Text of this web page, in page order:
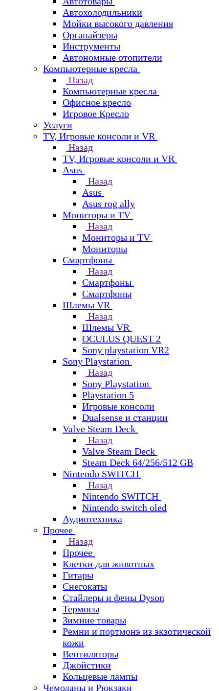
Автохолодильники
Мойки высокого давления
Органайзеры
Инструменты
Автономные отопители
Компьютерные кресла
Назад
Компьютерные кресла
Офисное кресло
Игровое Кресло
Услуги
TV, Игровые консоли и VR
Назад
TV, Игровые консоли и VR
Asus
Назад
Asus
Asus rog ally
Мониторы и TV
Назад
Мониторы и TV
Мониторы
Смартфоны
Назад
Смартфоны
Смартфоны
Шлемы VR
Назад
Шлемы VR
OCULUS QUEST 2
Sony playstation VR2
Sony Playstation
Назад
Sony Playstation
Playstation 5
Игровые консоли
Dualsense и станции
Valve Steam Deck
Назад
Valve Steam Deck
Steam Deck 64/256/512 GB
Nintendo SWITCH
Назад
Nintendo SWITCH
Nintendo switch oled
Аудиотехника
Прочее
Назад
Прочее
Клетки для животных
Гитары
Снегокаты
Стайлеры и фены Dyson
Термосы
Зимние товары
Ремни и портмонэ из экзотической
кожи
Вентиляторы
Джойстики
Кольцевые лампы
Чемоданы и Рюкзаки